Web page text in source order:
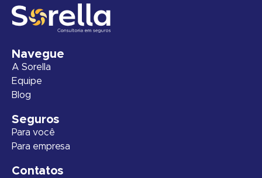
Navegue
A Sorella
Equipe
Blog
Seguros
Para você
Para empresa
Contatos